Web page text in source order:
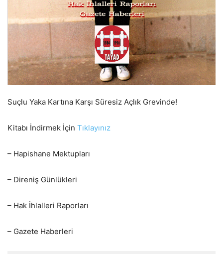
Suçlu Yaka Kartına Karşı Süresiz Açlık Grevinde!
Kitabı İndirmek İçin Tıklayınız
– Hapishane Mektupları
– Direniş Günlükleri
– Hak İhlalleri Raporları
– Gazete Haberleri